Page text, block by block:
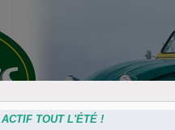
TOUT L'ÉTÉ !